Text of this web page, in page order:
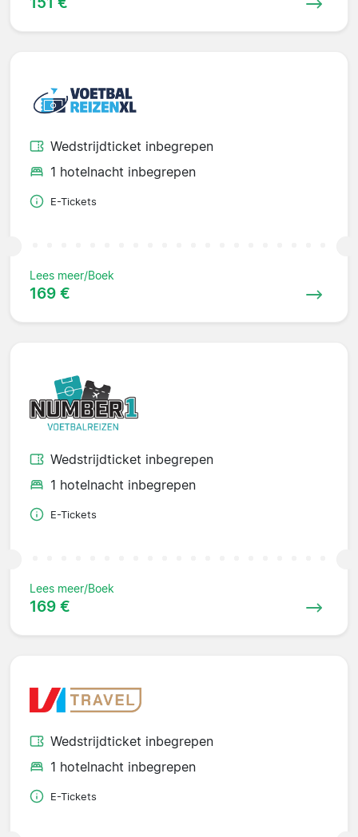
Wedstrijdticket inbegrepen
1 hotelnacht inbegrepen
E-Tickets
Lees meer/Boek
169 €
Wedstrijdticket inbegrepen
1 hotelnacht inbegrepen
E-Tickets
Lees meer/Boek
169 €
Wedstrijdticket inbegrepen
1 hotelnacht inbegrepen
E-Tickets